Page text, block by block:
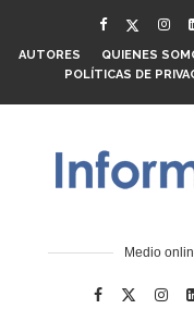
AUTORES QUIENES
POLÍTICAS DE
Medio